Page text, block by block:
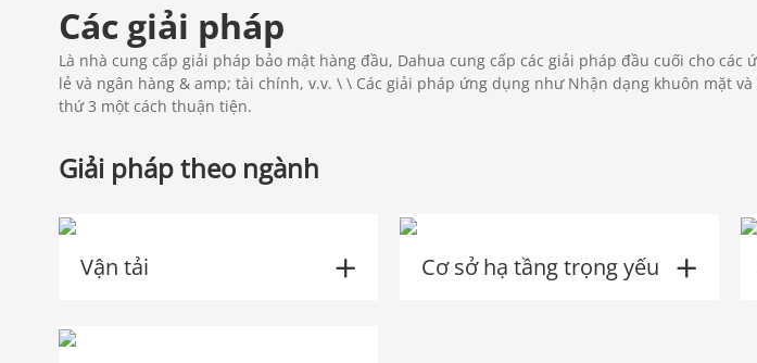
Các giải pháp
Là nhà cung cấp giải pháp bảo mật hàng đầu, Dahua cung cấp các giải pháp đầu cuối cho
lẻ và ngân hàng & amp; tài chính, v.v. \ \ Các giải pháp ứng dụng như Nhận dạng khuôn mặt
thứ 3 một cách thuận tiện.
Giải pháp theo ngành
Vận tải Cơ sở hạ tầng trọng yếu